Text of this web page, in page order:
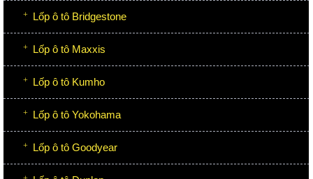
Lốp ô tô Bridgestone
Lốp ô tô Maxxis
Lốp ô tô Kumho
Lốp ô tô Yokohama
Lốp ô tô Goodyear